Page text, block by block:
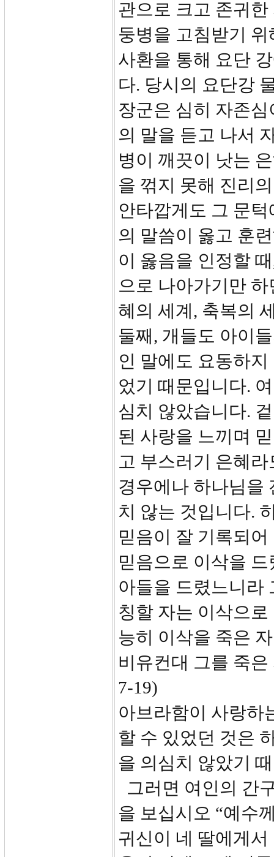
관으로 크고 존귀
둥병을 고침받기
사환을 통해 요단
다. 당시의 요단강
장군은 심히 자존
의 말을 듣고 나서
병이 깨끗이 낫는
을 꺾지 못해 진리
안타깝게도 그 문
의 말씀이 옳고 훈
이 옳음을 인정할
으로 나아가기만
혜의 세계, 축복의
둘째, 개들도 아이
인 말에도 요동하
었기 때문입니다.
심치 않았습니다.
된 사랑을 느끼며
고 부스러기 은혜
경우에나 하나님을
치 않는 것입니다.
믿음이 잘 기록되
믿음으로 이삭을
아들을 드렸느니라
칭할 자는 이삭으
능히 이삭을 죽은
비유컨대 그를 죽
7-19)
아브라함이 사랑하
할 수 있었던 것은
을 의심치 않았기
그러면 여인의 간
을 보십시오 “예수
귀신이 네 딸에게